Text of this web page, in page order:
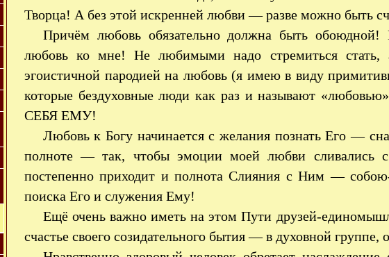
Творца! А без этой искренней любви — разве можно быть
Причём любовь обязательно должна быть обоюдной!
любовь ко мне! Не любимыми надо стремиться
эгоистичной пародией на любовь (я имею в виду
которые бездуховные люди как раз и называют
СЕБЯ ЕМУ!
Любовь к Богу начинается с желания познать Его —
полноте — так, чтобы эмоции моей любви сливались
постепенно приходит и полнота Слияния с Ним —
поиска Его и служения Ему!
Ещё очень важно иметь на этом Пути друзей-
счастье своего созидательного бытия — в духовной